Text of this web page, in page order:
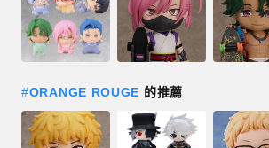
#ORANGE ROUGE 的推薦